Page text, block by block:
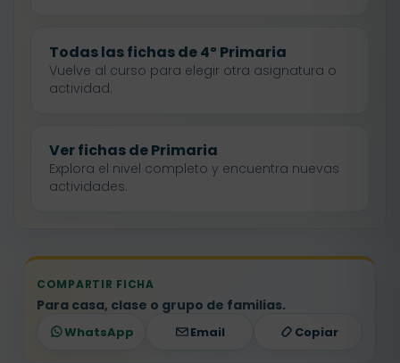
Todas las fichas de 4º Primaria
Vuelve al curso para elegir otra asignatura o
actividad.
Ver fichas de Primaria
Explora el nivel completo y encuentra nuevas
actividades.
COMPARTIR FICHA
Para casa, clase o grupo de familias.
WhatsApp Email Copiar